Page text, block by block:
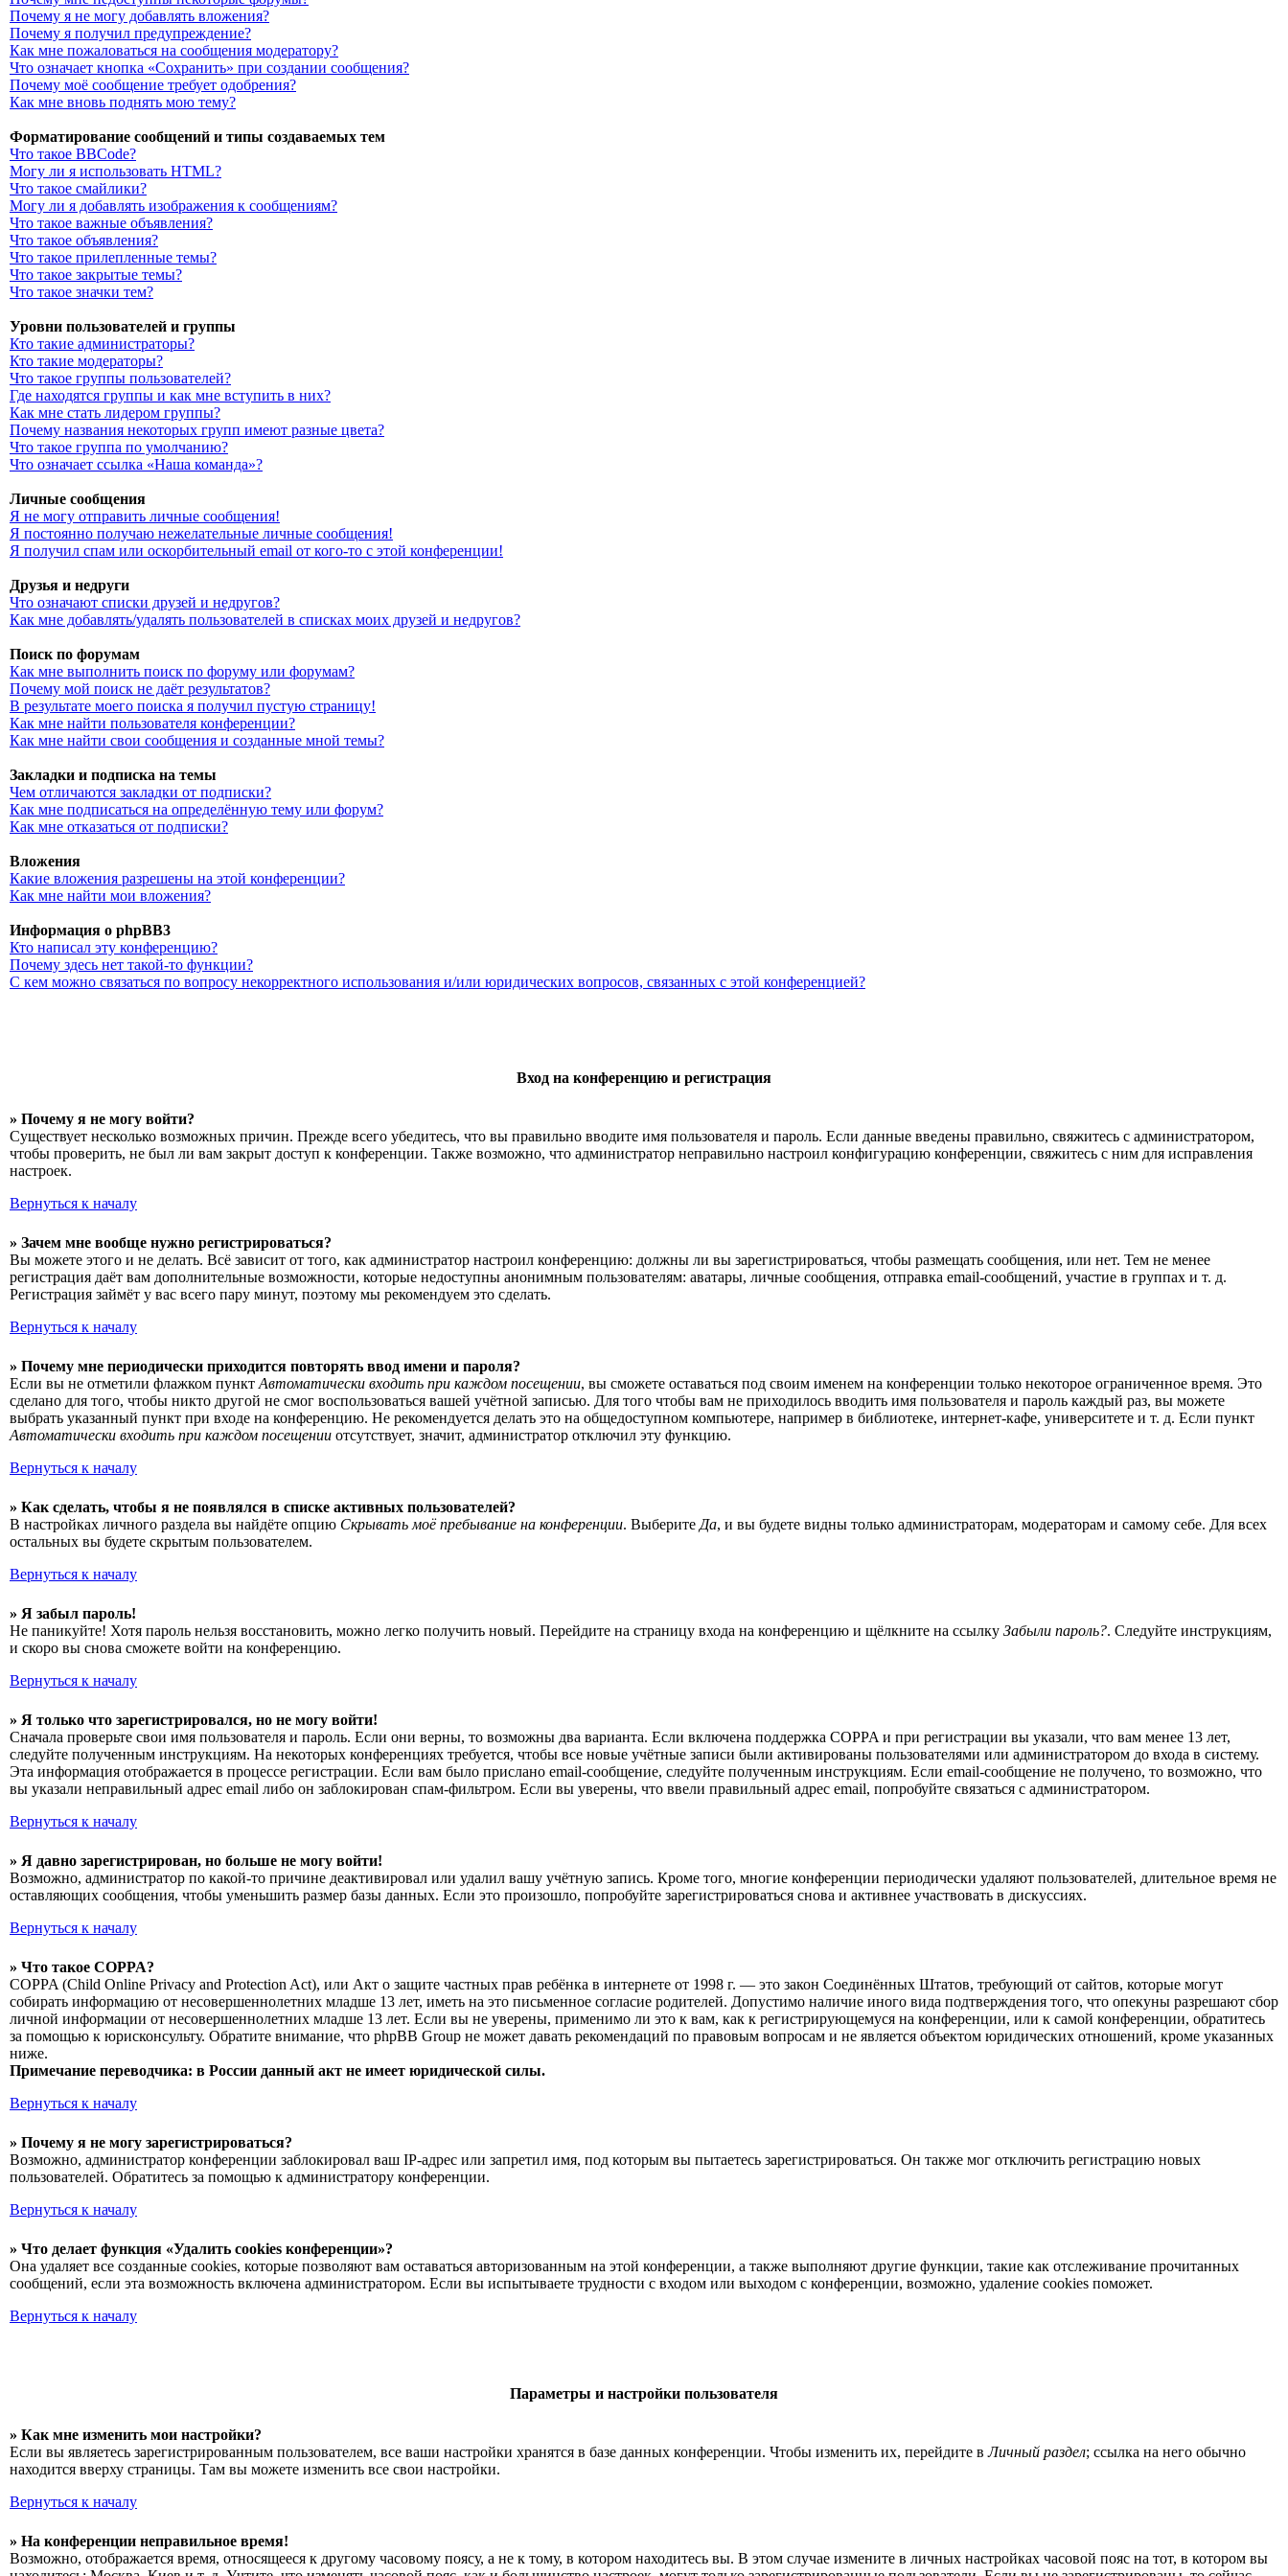
Почему я не могу добавлять вложения?
Почему я получил предупреждение?
Как мне пожаловаться на сообщения модератору?
Что означает кнопка «Сохранить» при создании сообщения?
Почему моё сообщение требует одобрения?
Как мне вновь поднять мою тему?
Форматирование сообщений и типы создаваемых тем
Что такое BBCode?
Могу ли я использовать HTML?
Что такое смайлики?
Могу ли я добавлять изображения к сообщениям?
Что такое важные объявления?
Что такое объявления?
Что такое прилепленные темы?
Что такое закрытые темы?
Что такое значки тем?
Уровни пользователей и группы
Кто такие администраторы?
Кто такие модераторы?
Что такое группы пользователей?
Где находятся группы и как мне вступить в них?
Как мне стать лидером группы?
Почему названия некоторых групп имеют разные цвета?
Что такое группа по умолчанию?
Что означает ссылка «Наша команда»?
Личные сообщения
Я не могу отправить личные сообщения!
Я постоянно получаю нежелательные личные сообщения!
Я получил спам или оскорбительный email от кого-то с этой конференции!
Друзья и недруги
Что означают списки друзей и недругов?
Как мне добавлять/удалять пользователей в списках моих друзей и недругов?
Поиск по форумам
Как мне выполнить поиск по форуму или форумам?
Почему мой поиск не даёт результатов?
В результате моего поиска я получил пустую страницу!
Как мне найти пользователя конференции?
Как мне найти свои сообщения и созданные мной темы?
Закладки и подписка на темы
Чем отличаются закладки от подписки?
Как мне подписаться на определённую тему или форум?
Как мне отказаться от подписки?
Вложения
Какие вложения разрешены на этой конференции?
Как мне найти мои вложения?
Информация о phpBB3
Кто написал эту конференцию?
Почему здесь нет такой-то функции?
С кем можно связаться по вопросу некорректного использования и/или юридических вопросов, связанных с этой конференцией?
Вход на конференцию и регистрация
» Почему я не могу войти?
Существует несколько возможных причин. Прежде всего убедитесь, что вы правильно вводите имя пользователя и пароль. Если данные введены правильно, свяжитесь с администратором,
чтобы проверить, не был ли вам закрыт доступ к конференции. Также возможно, что администратор неправильно настроил конфигурацию конференции, свяжитесь с ним для исправления
настроек.
Вернуться к началу
» Зачем мне вообще нужно регистрироваться?
Вы можете этого и не делать. Всё зависит от того, как администратор настроил конференцию: должны ли вы зарегистрироваться, чтобы размещать сообщения, или нет. Тем не менее
регистрация даёт вам дополнительные возможности, которые недоступны анонимным пользователям: аватары, личные сообщения, отправка email-сообщений, участие в группах и т. д.
Регистрация займёт у вас всего пару минут, поэтому мы рекомендуем это сделать.
Вернуться к началу
» Почему мне периодически приходится повторять ввод имени и пароля?
Если вы не отметили флажком пункт Автоматически входить при каждом посещении, вы сможете оставаться под своим именем на конференции только некоторое ограниченное время. Это
сделано для того, чтобы никто другой не смог воспользоваться вашей учётной записью. Для того чтобы вам не приходилось вводить имя пользователя и пароль каждый раз, вы можете
выбрать указанный пункт при входе на конференцию. Не рекомендуется делать это на общедоступном компьютере, например в библиотеке, интернет-кафе, университете и т. д. Если пункт
Автоматически входить при каждом посещении отсутствует, значит, администратор отключил эту функцию.
Вернуться к началу
» Как сделать, чтобы я не появлялся в списке активных пользователей?
В настройках личного раздела вы найдёте опцию Скрывать моё пребывание на конференции. Выберите Да, и вы будете видны только администраторам, модераторам и самому себе. Для всех
остальных вы будете скрытым пользователем.
Вернуться к началу
» Я забыл пароль!
Не паникуйте! Хотя пароль нельзя восстановить, можно легко получить новый. Перейдите на страницу входа на конференцию и щёлкните на ссылку Забыли пароль?. Следуйте инструкциям,
и скоро вы снова сможете войти на конференцию.
Вернуться к началу
» Я только что зарегистрировался, но не могу войти!
Сначала проверьте свои имя пользователя и пароль. Если они верны, то возможны два варианта. Если включена поддержка COPPA и при регистрации вы указали, что вам менее 13 лет,
следуйте полученным инструкциям. На некоторых конференциях требуется, чтобы все новые учётные записи были активированы пользователями или администратором до входа в систему.
Эта информация отображается в процессе регистрации. Если вам было прислано email-сообщение, следуйте полученным инструкциям. Если email-сообщение не получено, то возможно, что
вы указали неправильный адрес email либо он заблокирован спам-фильтром. Если вы уверены, что ввели правильный адрес email, попробуйте связаться с администратором.
Вернуться к началу
» Я давно зарегистрирован, но больше не могу войти!
Возможно, администратор по какой-то причине деактивировал или удалил вашу учётную запись. Кроме того, многие конференции периодически удаляют пользователей, длительное время не
оставляющих сообщения, чтобы уменьшить размер базы данных. Если это произошло, попробуйте зарегистрироваться снова и активнее участвовать в дискуссиях.
Вернуться к началу
» Что такое COPPA?
COPPA (Child Online Privacy and Protection Act), или Акт о защите частных прав ребёнка в интернете от 1998 г. — это закон Соединённых Штатов, требующий от сайтов, которые могут
собирать информацию от несовершеннолетних младше 13 лет, иметь на это письменное согласие родителей. Допустимо наличие иного вида подтверждения того, что опекуны разрешают сбор
личной информации от несовершеннолетних младше 13 лет. Если вы не уверены, применимо ли это к вам, как к регистрирующемуся на конференции, или к самой конференции, обратитесь
за помощью к юрисконсульту. Обратите внимание, что phpBB Group не может давать рекомендаций по правовым вопросам и не является объектом юридических отношений, кроме указанных
ниже.
Примечание переводчика: в России данный акт не имеет юридической силы.
Вернуться к началу
» Почему я не могу зарегистрироваться?
Возможно, администратор конференции заблокировал ваш IP-адрес или запретил имя, под которым вы пытаетесь зарегистрироваться. Он также мог отключить регистрацию новых
пользователей. Обратитесь за помощью к администратору конференции.
Вернуться к началу
» Что делает функция «Удалить cookies конференции»?
Она удаляет все созданные cookies, которые позволяют вам оставаться авторизованным на этой конференции, а также выполняют другие функции, такие как отслеживание прочитанных
сообщений, если эта возможность включена администратором. Если вы испытываете трудности с входом или выходом с конференции, возможно, удаление cookies поможет.
Вернуться к началу
Параметры и настройки пользователя
» Как мне изменить мои настройки?
Если вы являетесь зарегистрированным пользователем, все ваши настройки хранятся в базе данных конференции. Чтобы изменить их, перейдите вЛичный раздел; ссылка на него обычно
находится вверху страницы. Там вы можете изменить все свои настройки.
Вернуться к началу
» На конференции неправильное время!
Возможно, отображается время, относящееся к другому часовому поясу, а не к тому, в котором находитесь вы. В этом случае измените в личных настройках часовой пояс на тот, в котором вы